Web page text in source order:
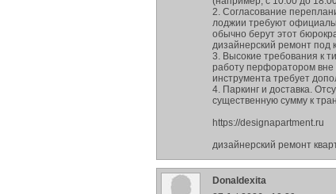
2. Согласование
лоджии требуют
обычно берут этот
дизайнерский ремонт под
3. Высокие требования к
работу перфоратором вне
инструмента требует
4. Паркинг и доставка.
существенную сумму к
https://designapartment.ru
дизайнерский ремонт
Donaldexita